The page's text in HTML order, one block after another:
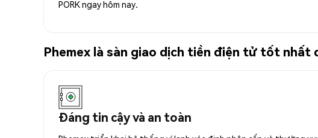
PORK ngay hôm nay.
Phemex là sàn giao dịch tiền điện tử tốt nhất
Đáng tin cậy và an toàn